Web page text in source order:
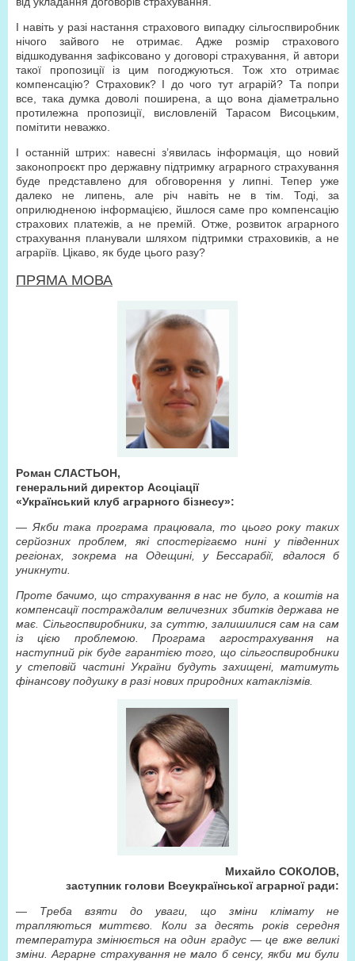
І навіть у разі настання страхового випадку сільгоспвиробник
нічого зайвого не отримає. Адже розмір страхового
відшкодування зафіксовано у договорі страхування, й автори
такої пропозиції із цим погоджуються. Тож хто отримає
компенсацію? Страховик? І до чого тут аграрій? Та попри
все, така думка доволі поширена, а що вона діаметрально
протилежна пропозиції, висловленій Тарасом Висоцьким,
помітити неважко.
І останній штрих: навесні з’явилась інформація, що новий
законопроєкт про державну підтримку аграрного страхування
буде представлено для обговорення у липні. Тепер уже
далеко не липень, але річ навіть не в тім. Тоді, за
оприлюдненою інформацією, йшлося саме про компенсацію
страхових платежів, а не премій. Отже, розвиток аграрного
страхування планували шляхом підтримки страховиків, а не
аграріїв. Цікаво, як буде цього разу?
ПРЯМА МОВА
Роман СЛАСТЬОН,
генеральний директор Асоціації
«Український клуб аграрного бізнесу»:
— Якби така програма працювала, то цього року таких
серйозних проблем, які спостерігаємо нині у південних
регіонах, зокрема на Одещині, у Бессарабії, вдалося б
уникнути.
Проте бачимо, що страхування в нас не було, а коштів на
компенсації постраждалим величезних збитків держава не
має. Сільгоспвиробники, за суттю, залишилися сам на сам
із цією проблемою. Програма агрострахування на
наступний рік буде гарантією того, що сільгоспвиробники
у степовій частині України будуть захищені, матимуть
фінансову подушку в разі нових природних катаклізмів.
Михайло СОКОЛОВ,
заступник голови Всеукраїнської аграрної ради:
— Треба взяти до уваги, що зміни клімату не
трапляються миттєво. Коли за десять років середня
температура змінюється на один градус — це вже великі
зміни. Аграрне страхування не мало б сенсу, якби ми були